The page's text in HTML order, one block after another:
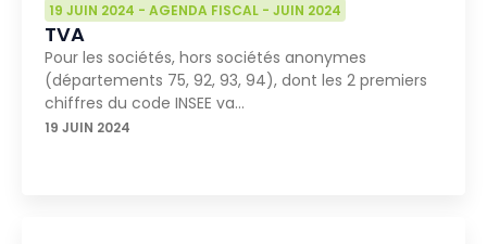
19 JUIN 2024 - AGENDA FISCAL - JUIN 2024
TVA
Pour les sociétés, hors sociétés anonymes
(départements 75, 92, 93, 94), dont les 2 premiers
chiffres du code INSEE va…
19 JUIN 2024